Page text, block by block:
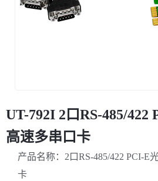
UT-792I 2口RS-485/422
高速多串口卡
产品名称：2口RS-485/422 PCI-E
卡